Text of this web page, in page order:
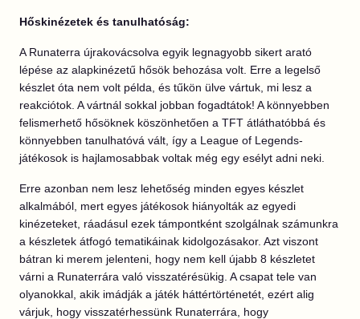
Hőskinézetek és tanulhatóság:
A Runaterra újrakovácsolva egyik legnagyobb sikert arató
lépése az alapkinézetű hősök behozása volt. Erre a legelső
készlet óta nem volt példa, és tűkön ülve vártuk, mi lesz a
reakciótok. A vártnál sokkal jobban fogadtátok! A könnyebben
felismerhető hősöknek köszönhetően a TFT átláthatóbbá és
könnyebben tanulhatóvá vált, így a League of Legends-
játékosok is hajlamosabbak voltak még egy esélyt adni neki.
Erre azonban nem lesz lehetőség minden egyes készlet
alkalmából, mert egyes játékosok hiányolták az egyedi
kinézeteket, ráadásul ezek támpontként szolgálnak számunkra
a készletek átfogó tematikáinak kidolgozásakor. Azt viszont
bátran ki merem jelenteni, hogy nem kell újabb 8 készletet
várni a Runaterrára való visszatérésükig. A csapat tele van
olyanokkal, akik imádják a játék háttértörténetét, ezért alig
várjuk, hogy visszatérhessünk Runaterrára, hogy